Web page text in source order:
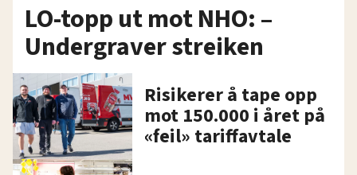
LO-topp ut mot NHO: –
Undergraver streiken
Risikerer å tape opp
mot 150.000 i året på
«feil» tariffavtale